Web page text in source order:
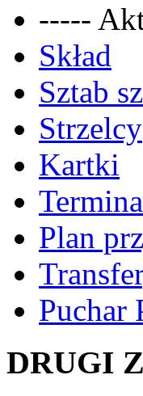
-----
Skład
Sztab
Strzelcy
Kartki
Plan
Puchar
DRUGI